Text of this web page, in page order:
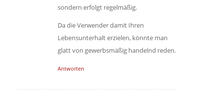
sondern erfolgt regelmäßig.
Da die Verwender damit Ihren
Lebensunterhalt erzielen, könnte man
glatt von gewerbsmäßig handelnd reden.
Antworten